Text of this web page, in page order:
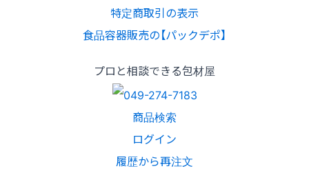
特定商取引の表示
食品容器販売の【パックデポ】
プロと相談できる包材屋
商品検索
ログイン
履歴から再注文